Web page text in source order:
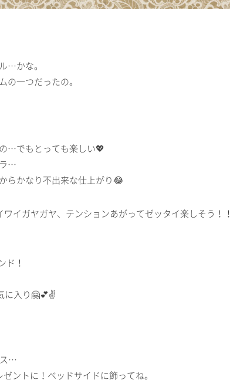
…かな。
一つだったの。
…でもとっても楽しい💖
…
らかなり不出来な仕上がり😂
イガヤガヤ、テンションあがってゼッタイ楽しそう！！
ド！
に入り🤗💕✌️
ス…
ントに！ベッドサイドに飾ってね。